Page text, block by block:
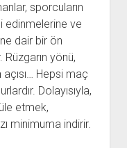
sporcuların
edinmelerine ve
dair bir ön
Rüzgarın yönü,
açısı… Hepsi maç
Dolayısıyla,
etmek,
minimuma indirir.